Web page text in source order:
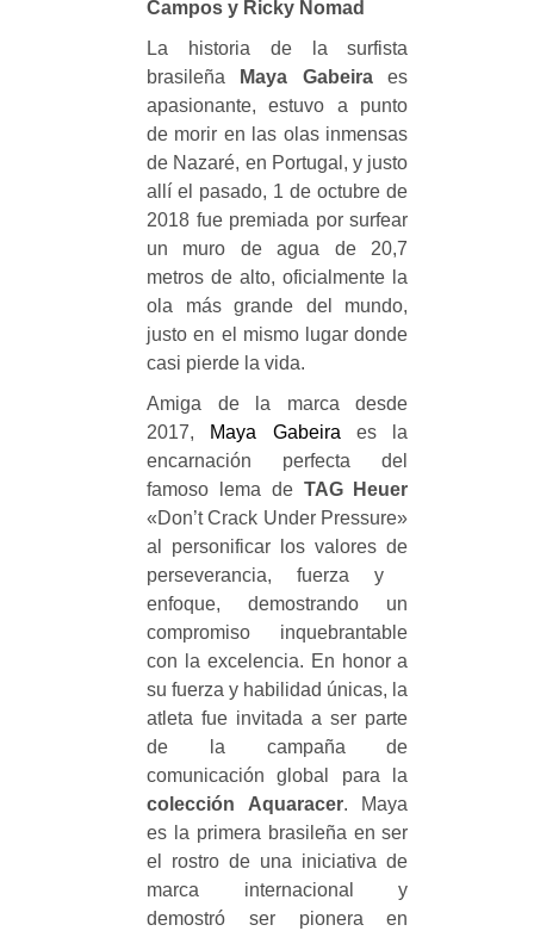
Campos y Ricky Nomad
La historia de la surfista
brasileña
Maya Gabeiraes
apasionante, estuvo a punto
de morir en las olas inmensas
de Nazaré, en Portugal, y justo
allí el pasado, 1 de octubre de
2018 fue premiada por surfear
un muro de agua de 20,7
metros de alto, oficialmente la
ola más grande del mundo,
justo en el mismo lugar donde
casi pierde la vida.
Amiga de la marca desde
2017, Maya Gabeira es la
encarnación perfecta del
famoso lema de TAG Heuer
«Don’t Crack Under Pressure»
al personificar los valores de
perseverancia, fuerza y ​​
enfoque, demostrando un
compromiso inquebrantable
con la excelencia. En honor a
su fuerza y ​​habilidad únicas, la
atleta fue invitada a ser parte
de la campaña de
comunicación global para la
colección Aquaracer. Maya
es la primera brasileña en ser
el rostro de una iniciativa de
marca internacional y
demostró ser pionera en